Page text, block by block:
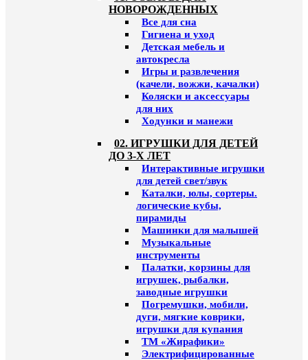
НОВОРОЖДЕННЫХ
Все для сна
Гигиена и уход
Детская мебель и
автокресла
Игры и развлечения
(качели, вожжи, качалки)
Коляски и аксессуары
для них
Ходунки и манежи
02. ИГРУШКИ ДЛЯ ДЕТЕЙ
ДО 3-Х ЛЕТ
Интерактивные игрушки
для детей свет/звук
Каталки, юлы, сортеры.
логические кубы,
пирамиды
Машинки для малышей
Музыкальные
инструменты
Палатки, корзины для
игрушек, рыбалки,
заводные игрушки
Погремушки, мобили,
дуги, мягкие коврики,
игрушки для купания
ТМ «Жирафики»
Электрифицированные